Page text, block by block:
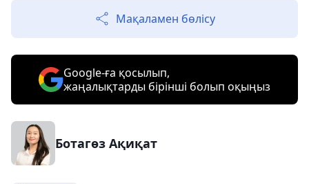
Мақаламен бөлісу
Google-ға қосылып,
жаңалықтарды бірінші болып оқыңыз
Ботагөз Ақиқат